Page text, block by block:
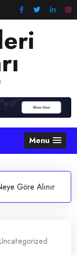
Menu
Göre Alınır